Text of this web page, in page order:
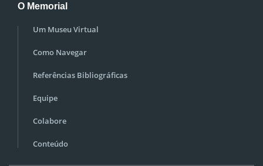
O Memorial
Um Museu Virtual
Como Navegar
Referências Bibliográficas
Equipe
Colabore
Conteúdo